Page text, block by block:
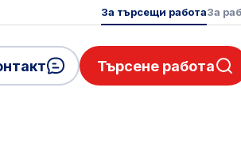
За търсещи работаЗа
Търсене работа